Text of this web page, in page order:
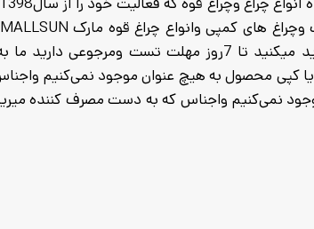
داریم که هر کالایی که از ما خرید میکنید تا 7روز
اورجینال بوده و از جنس درجه 2یا کپی محصول به هیچ عنوان موجود